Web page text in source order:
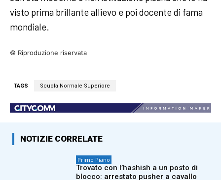
visto prima brillante allievo e poi docente di fama
mondiale.
© Riproduzione riservata
TAGS Scuola Normale Superiore
NOTIZIE CORRELATE
Primo Piano
Trovato con l’hashish a un posto di
blocco: arrestato pusher a cavallo